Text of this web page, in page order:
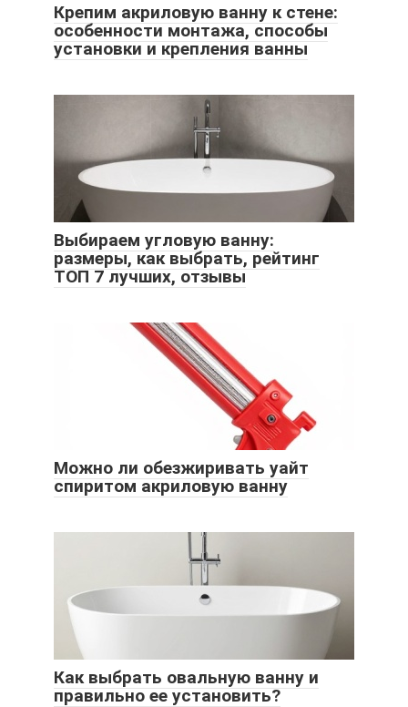
Крепим акриловую ванну к стене:
особенности монтажа, способы
установки и крепления ванны
Выбираем угловую ванну:
размеры, как выбрать, рейтинг
ТОП 7 лучших, отзывы
Можно ли обезжиривать уайт
спиритом акриловую ванну
Как выбрать овальную ванну и
правильно ее установить?